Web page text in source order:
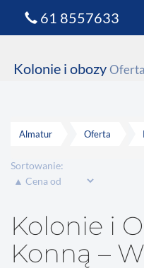
Kolonie i obozy Oferta
Almatur Oferta
Sortowanie:
Kolonie i
Konną –
61 8557633